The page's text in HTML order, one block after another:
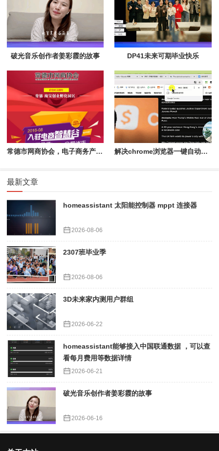
破光音乐创作者姜彩霞的故事 DP41未来可期毕业快乐
常德市网商协会，电子商务产业孵化园区 解决chrome浏览器一键自动翻译功能失效的问题
最新文章
homeassistant 太阳能控制器 mppt 连接器
2026-08-06
2307班毕业季
2026-08-06
3D未来家内测用户群组
2026-06-22
homeassistant能够接入中国联通数据 ，可以查
看每月费用等数据详情
2026-06-21
破光音乐创作者姜彩霞的故事
2026-06-16